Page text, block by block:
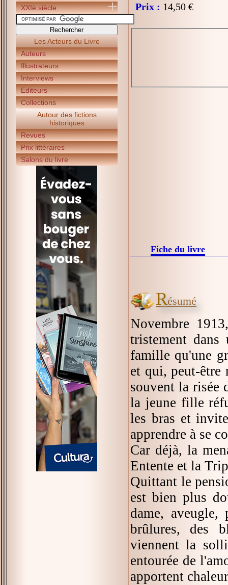
XXIè siècle
Les Acteurs du Livre
Auteurs
Illustrateurs
Interviews
Editeurs
Collections
Autour des fictions
historiques
Revues
Prix littéraires
Salons du livre
Prix : 14,50 €
Fiche du livre
Résumé
Novembre
tristement
famille qu'une
et qui, peut-être
souvent la risée
la jeune fille
les bras et
apprendre à se
Car déjà, la
Entente et la
Quittant le
est bien plus
dame,
brûlures, des
viennent la
entourée de
apportent